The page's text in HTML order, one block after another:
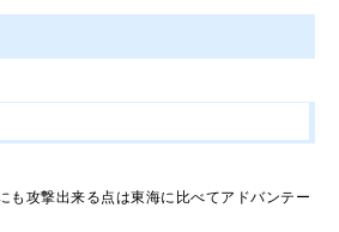
も攻撃出来る点は東海に比べてアドバンテー